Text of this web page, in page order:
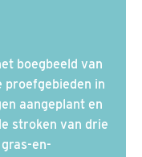
boegbeeld van
proefgebieden in
aangeplant en
stroken van drie
en-